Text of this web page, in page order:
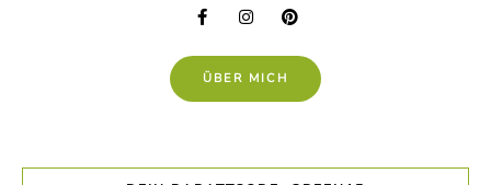
ÜBER MICH